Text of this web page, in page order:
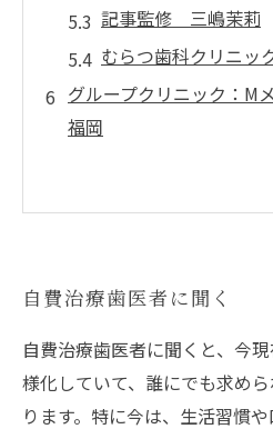
記事監修 三嶋茉莉
むらつ歯科クリニッ
グループクリニック：M
福岡
自費治療歯医者に聞く
自費治療歯医者に聞くと、今
様化していて、誰にでも求め
ります。特に今は、生活習慣